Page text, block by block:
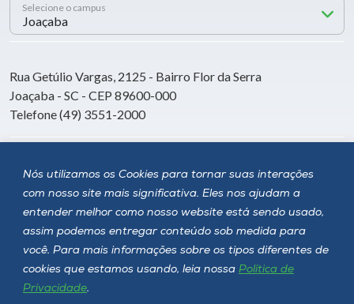
Nós utilizamos os Cookies para tornar suas interações
com nosso site mais significativa. Eles nos ajudam a
entender melhor como nosso website está sendo usado,
assim podemos entregar conteúdo sob medida para
você. Para mais informações sobre os tipos diferentes de
cookies que estamos usando, leia nossa Política de
Privacidade.
Selecione o campus
Rua Getúlio Vargas, 2125 - Bairro Flor da Serra
Joaçaba - SC - CEP 89600-000
Telefone (49) 3551-2000
Siga a Unoesc